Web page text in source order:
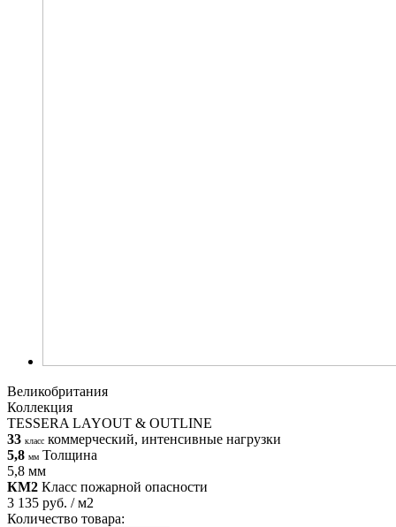
Великобритания
Коллекция
TESSERA LAYOUT & OUTLINE
33 класс коммерческий, интенсивные нагрузки
5,8 мм Толщина
5,8 мм
КМ2 Класс пожарной опасности
3 135 руб. / м2
Количество товара: